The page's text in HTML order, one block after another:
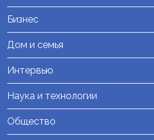
Бизнес
Дом и семья
Интервью
Наука и технологии
Общество